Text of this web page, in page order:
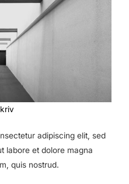
adipiscing elit, sed
labore et dolore magna
quis nostrud.